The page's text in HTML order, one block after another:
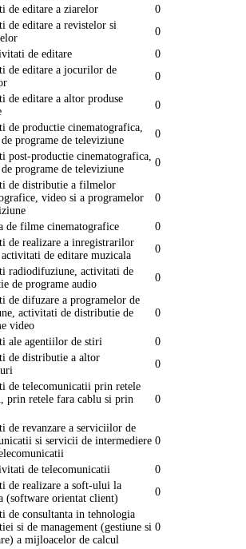
de editare a ziarelor
0
de editare a revistelor si
0
de editare
0
de editare a jocurilor de
0
de editare a altor produse
0
de productie cinematografica,
programe de televiziune
0
post-productie cinematografica,
programe de televiziune
0
de distributie a filmelor
video si a programelor
0
de filme cinematografice
0
de realizare a inregistrarilor
de editare muzicala
0
radiodifuziune, activitati de
de programe audio
0
de difuzare a programelor de
activitati de distributie de
video
0
ale agentiilor de stiri
0
de distributie a altor
0
de telecomunicatii prin retele
prin retele fara cablu si prin
0
de revanzare a serviciilor de
si servicii de intermediere 0
de telecomunicatii
0
de realizare a soft-ului la
(software orientat client)
0
de consultanta in tehnologia
si de management (gestiune si
a mijloacelor de calcul
0